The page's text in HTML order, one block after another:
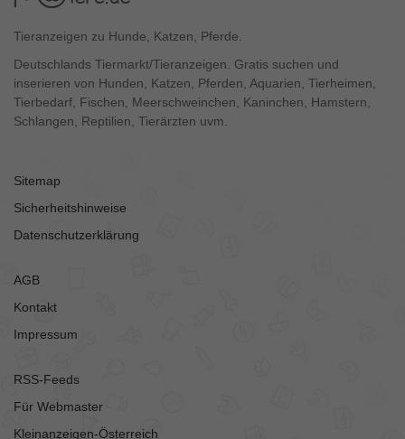
Tieranzeigen zu Hunde, Katzen, Pferde.
Deutschlands Tiermarkt/Tieranzeigen. Gratis suchen und
inserieren von Hunden, Katzen, Pferden, Aquarien, Tierheimen,
Tierbedarf, Fischen, Meerschweinchen, Kaninchen, Hamstern,
Schlangen, Reptilien, Tierärzten uvm.
Sitemap
Sicherheitshinweise
Datenschutzerklärung
AGB
Kontakt
Impressum
RSS-Feeds
Für Webmaster
Kleinanzeigen-Österreich